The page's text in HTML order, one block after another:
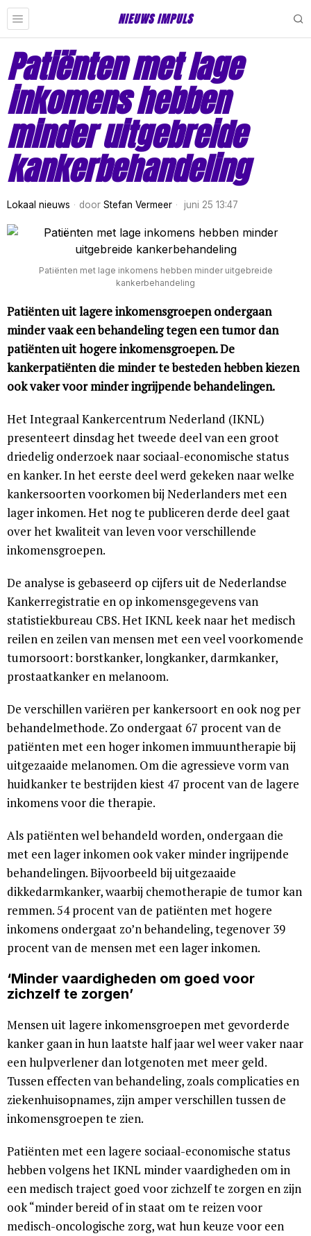
NIEUWS IMPULS
Patiënten met lage
inkomens hebben
minder uitgebreide
kankerbehandeling
Lokaal nieuws door Stefan Vermeer juni 25 13:47
Patiënten met lage inkomens hebben minder uitgebreide
kankerbehandeling
Patiënten uit lagere inkomensgroepen ondergaan
minder vaak een behandeling tegen een tumor dan
patiënten uit hogere inkomensgroepen. De
kankerpatiënten die minder te besteden hebben kiezen
ook vaker voor minder ingrijpende behandelingen.
Het Integraal Kankercentrum Nederland (IKNL)
presenteert dinsdag het tweede deel van een groot
driedelig onderzoek naar sociaal-economische status
en kanker. In het eerste deel werd gekeken naar welke
kankersoorten voorkomen bij Nederlanders met een
lager inkomen. Het nog te publiceren derde deel gaat
over het kwaliteit van leven voor verschillende
inkomensgroepen.
De analyse is gebaseerd op cijfers uit de Nederlandse
Kankerregistratie en op inkomensgegevens van
statistiekbureau CBS. Het IKNL keek naar het medisch
reilen en zeilen van mensen met een veel voorkomende
tumorsoort: borstkanker, longkanker, darmkanker,
prostaatkanker en melanoom.
De verschillen variëren per kankersoort en ook nog per
behandelmethode. Zo ondergaat 67 procent van de
patiënten met een hoger inkomen immuuntherapie bij
uitgezaaide melanomen. Om die agressieve vorm van
huidkanker te bestrijden kiest 47 procent van de lagere
inkomens voor die therapie.
Als patiënten wel behandeld worden, ondergaan die
met een lager inkomen ook vaker minder ingrijpende
behandelingen. Bijvoorbeeld bij uitgezaaide
dikkedarmkanker, waarbij chemotherapie de tumor kan
remmen. 54 procent van de patiënten met hogere
inkomens ondergaat zo’n behandeling, tegenover 39
procent van de mensen met een lager inkomen.
‘Minder vaardigheden om goed voor
zichzelf te zorgen’
Mensen uit lagere inkomensgroepen met gevorderde
kanker gaan in hun laatste half jaar wel weer vaker naar
een hulpverlener dan lotgenoten met meer geld.
Tussen effecten van behandeling, zoals complicaties en
ziekenhuisopnames, zijn amper verschillen tussen de
inkomensgroepen te zien.
Patiënten met een lagere sociaal-economische status
hebben volgens het IKNL minder vaardigheden om in
een medisch traject goed voor zichzelf te zorgen en zijn
ook “minder bereid of in staat om te reizen voor
medisch-oncologische zorg, wat hun keuze voor een